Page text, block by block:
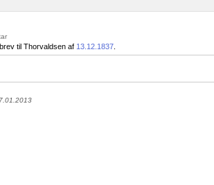
til Thorvaldsen af 13.12.1837